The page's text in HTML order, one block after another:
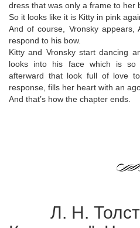
dress that was only a frame to her
So it looks like it is Kitty in pink
And of course, Vronsky appears,
respond to his bow.
Kitty and Vronsky start dancing
looks into his face which is
afterward that look full of love
response, fills her heart with an
And that’s how the chapter ends.
Л. Н.